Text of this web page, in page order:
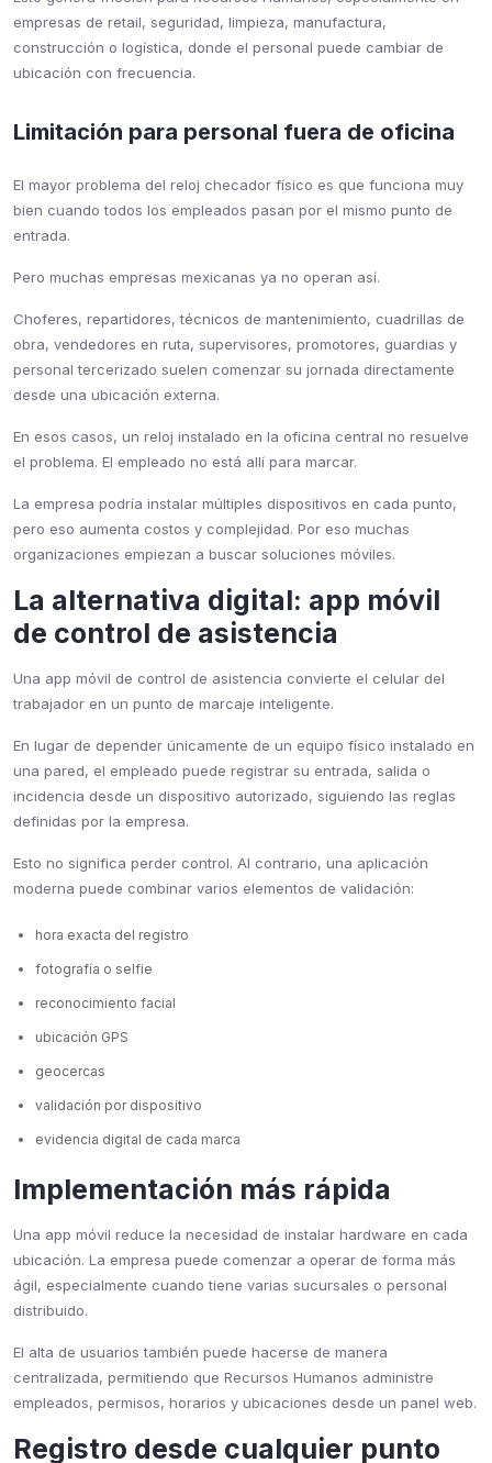
empresas de retail, seguridad, limpieza, manufactura,
construcción o logística, donde el personal puede cambiar de
ubicación con frecuencia.
Limitación para personal fuera de oficina
El mayor problema del reloj checador físico es que funciona muy
bien cuando todos los empleados pasan por el mismo punto de
entrada.
Pero muchas empresas mexicanas ya no operan así.
Choferes, repartidores, técnicos de mantenimiento, cuadrillas de
obra, vendedores en ruta, supervisores, promotores, guardias y
personal tercerizado suelen comenzar su jornada directamente
desde una ubicación externa.
En esos casos, un reloj instalado en la oficina central no resuelve
el problema. El empleado no está allí para marcar.
La empresa podría instalar múltiples dispositivos en cada punto,
pero eso aumenta costos y complejidad. Por eso muchas
organizaciones empiezan a buscar soluciones móviles.
La alternativa digital: app móvil
de control de asistencia
Una app móvil de control de asistencia convierte el celular del
trabajador en un punto de marcaje inteligente.
En lugar de depender únicamente de un equipo físico instalado en
una pared, el empleado puede registrar su entrada, salida o
incidencia desde un dispositivo autorizado, siguiendo las reglas
definidas por la empresa.
Esto no significa perder control. Al contrario, una aplicación
moderna puede combinar varios elementos de validación:
hora exacta del registro
fotografía o selfie
reconocimiento facial
ubicación GPS
geocercas
validación por dispositivo
evidencia digital de cada marca
Implementación más rápida
Una app móvil reduce la necesidad de instalar hardware en cada
ubicación. La empresa puede comenzar a operar de forma más
ágil, especialmente cuando tiene varias sucursales o personal
distribuido.
El alta de usuarios también puede hacerse de manera
centralizada, permitiendo que Recursos Humanos administre
empleados, permisos, horarios y ubicaciones desde un panel web.
Registro desde cualquier punto